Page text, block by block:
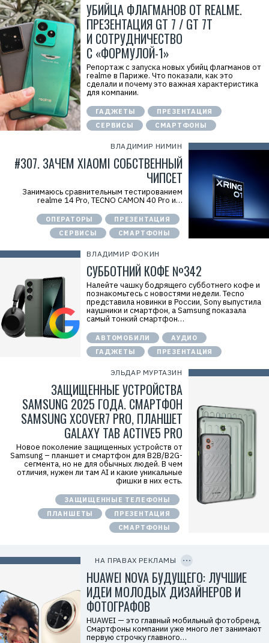
УБИЙЦА ФЛАГМАНОВ ОТ REALME.
ПРЕЗЕНТАЦИЯ GT 7 / GT 7T
И СОТРУДНИЧЕСТВО
C «ФОРМУЛОЙ-1»
Репортаж с запуска новых убийц флагманов от
realme в Париже. Что показали, как это
сделали и почему это важная характеристика
для компании.
ГАДЖЕТЫ
ПРЕЗЕНТАЦИЯ
СЕРВИСЫ
СМАРТФОНЫ
ВЛАДИМИР НИМИН
#307. ЗАЧЕМ XIAOMI СОБСТВЕННЫЙ
ЧИПСЕТ
Занимаюсь сравнительным тестированием
realme 14 Pro, TECNO CAMON 40 Pro и…
ОПЕРАТОРЫ
ПРЕЗЕНТАЦИЯ
СЕРВИСЫ
СМАРТФОНЫ
ВЛАДИМИР ФОКИН
СУББОТНИЙ КОФЕ №342
Налейте чашку бодрящего субботнего кофе и
познакомьтесь с новостями недели. Tecno
представила новинки в России, Sony выпустила
наушники и смартфон, а Samsung показала
самый тонкий смартфон…
АВТОМОБИЛИ
АУДИО
ГАДЖЕТЫ
ПРЕЗЕНТАЦИЯ
ЭЛЬДАР МУРТАЗИН
ЗАЩИЩЕННЫЕ УСТРОЙСТВА
SAMSUNG 2025 ГОДА. СМАРТФОН
SAMSUNG XCOVER7 PRO, ПЛАНШЕТ
GALAXY TAB ACTIVE5 PRO
Новое поколение защищенных устройств от
Samsung – планшет и смартфон для B2B/B2G-
сегмента, но не для обычных людей. В чем
отличия, нужен ли там AI и какие уникальные
фишки в них есть.
ЗАЩИЩЕННЫЕ ТЕЛЕФОНЫ
ПЛАНШЕТЫ
ПРЕЗЕНТАЦИЯ
СМАРТФОНЫ
НА ПРАВАХ РЕКЛАМЫ
к
л
а
м
а
.
i
d
=
V
f
T
W
M
м
О
О
О
«
х
к
I
HUAWEI NOVA БУДУЩЕГО: ЛУЧШИЕ
ИДЕИ МОЛОДЫХ ДИЗАЙНЕРОВ И
ФОТОГРАФОВ
HUAWEI — это главный мобильный фотобренд.
Смартфоны компании уже много лет занимают
первую строчку главного…